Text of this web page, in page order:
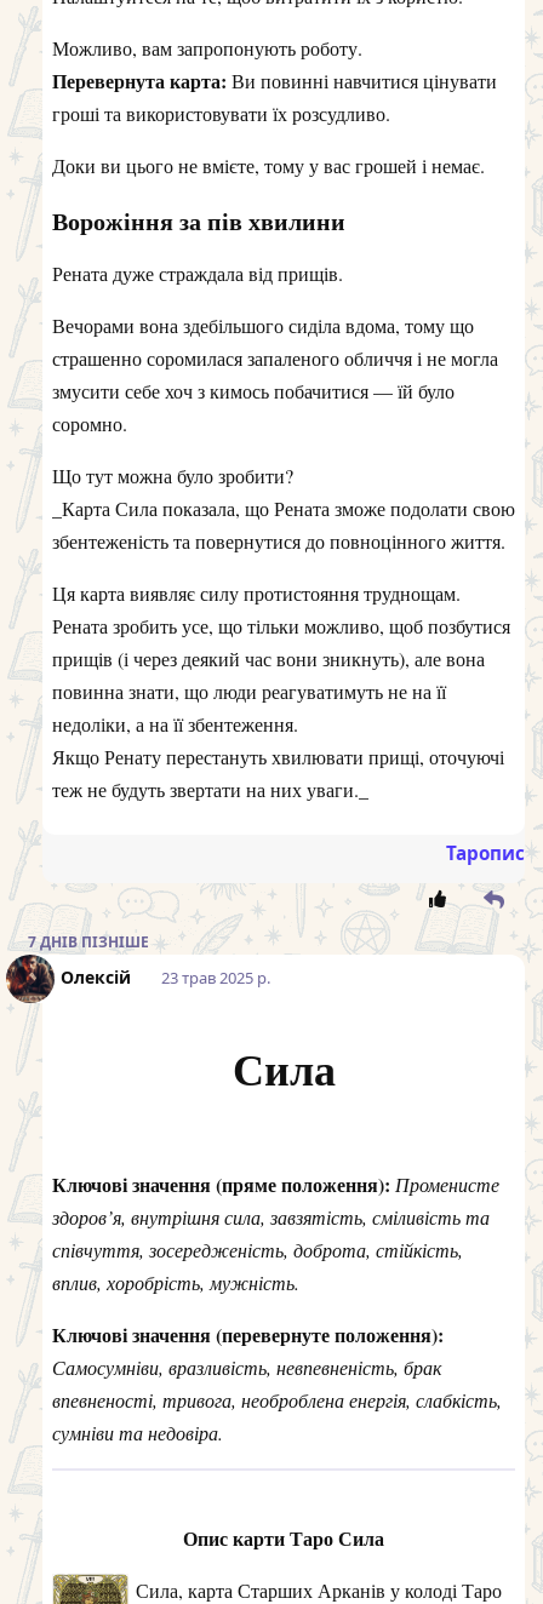
Можливо, вам запропонують роботу.
Перевернута карта: Ви повинні навчитися цінувати
гроші та використовувати їх розсудливо.
Доки ви цього не вмієте, тому у вас грошей і немає.
Ворожіння за пів хвилини
Рената дуже страждала від прищів.
Вечорами вона здебільшого сиділа вдома, тому що
страшенно соромилася запаленого обличчя і не могла
змусити себе хоч з кимось побачитися — їй було
соромно.
Що тут можна було зробити?
_Карта Сила показала, що Рената зможе подолати свою
збентеженість та повернутися до повноцінного життя.
Ця карта виявляє силу протистояння труднощам.
Рената зробить усе, що тільки можливо, щоб позбутися
прищів (і через деякий час вони зникнуть), але вона
повинна знати, що люди реагуватимуть не на її
недоліки, а на її збентеження.
Якщо Ренату перестануть хвилювати прищі, оточуючі
теж не будуть звертати на них уваги._
Таропис
7 ДНІВПІЗНІШЕ
Олексій 23 трав 2025 р.
Сила
Ключові значення (пряме положення): Променисте
здоров’я, внутрішня сила, завзятість, сміливість та
співчуття, зосередженість, доброта, стійкість,
вплив, хоробрість, мужність.
Ключові значення (перевернуте положення):
Самосумніви, вразливість, невпевненість, брак
впевненості, тривога, необроблена енергія, слабкість,
сумніви та недовіра.
Опис карти Таро Сила
Сила, карта Старших Арканів у колоді Таро